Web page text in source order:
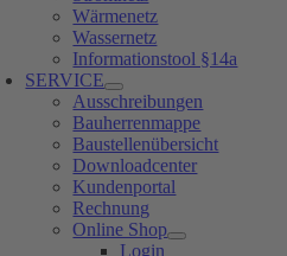
Wärmenetz
Wassernetz
Informationstool §14a
SERVICE
Ausschreibungen
Bauherrenmappe
Baustellenübersicht
Downloadcenter
Kundenportal
Rechnung
Online Shop
Login